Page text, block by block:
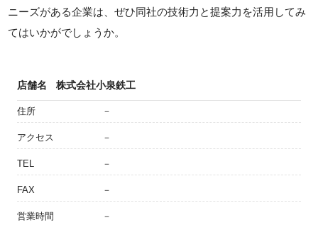
ニーズがある企業は、ぜひ同社の技術力と提案力を活用してみ
てはいかがでしょうか。
店舗名 株式会社小泉鉄工
住所 －
アクセス －
TEL －
FAX －
営業時間 －